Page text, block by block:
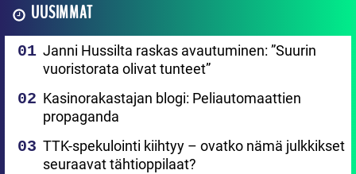
UUSIMMAT
Janni Hussilta raskas avautuminen: ”Suurin
vuoristorata olivat tunteet”
Kasinorakastajan blogi: Peliautomaattien
propaganda
TTK-spekulointi kiihtyy – ovatko nämä julkkikset
seuraavat tähtioppilaat?